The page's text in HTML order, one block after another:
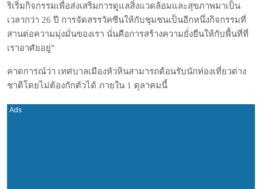
ริเริ่มกิจกรรมเพื่อส่งเสริมการดูแลสิ่งแวดล้อมและสุขภาพมาเป็น
เวลากว่า 26 ปี การจัดสรรวัคซีนให้กับชุมชนเป็นอีกหนึ่งกิจกรรมที่
สานต่อความมุ่งมั่นของเรา นั่นคือการสร้างความยั่งยืนให้กับพื้นที่ที่
เราอาศัยอยู่”
คาดการณ์ว่า เทศบาลเมืองหัวหินสามารถต้อนรับนักท่องเที่ยวต่าง
ชาติโดยไม่ต้องกักตัวได้ ภายใน 1 ตุลาคมนี้